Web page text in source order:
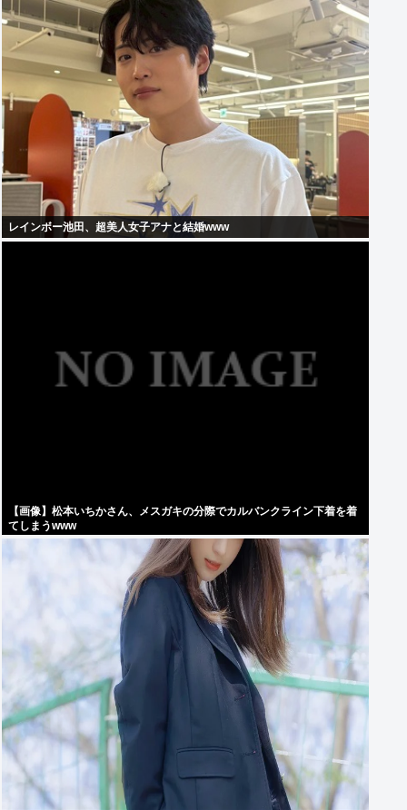
レインボー池田、超美人女子アナと結婚www
【画像】松本いちかさん、メスガキの分際でカルバンクライン下着を着
てしまうwww